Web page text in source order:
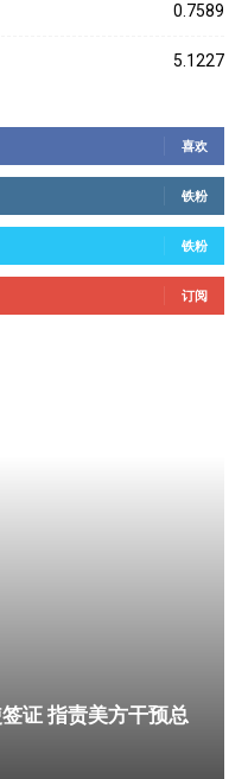
0.7589
5.1227
喜欢
铁粉
铁粉
订阅
证 指责美方干预总